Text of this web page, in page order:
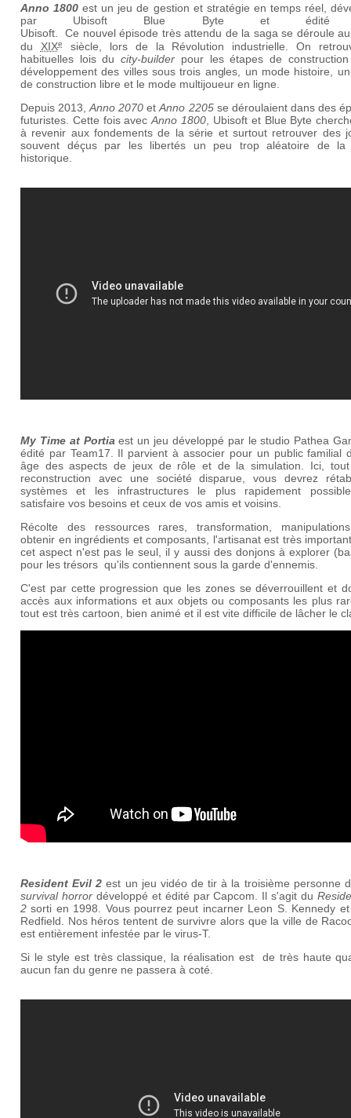
Anno 1800 est un jeu de gestion et stratégie en temps réel,
par Ubisoft Blue Byte et édité
Ubisoft.
Ce nouvel épisode très attendu de la saga se déroule
du XIXe
siècle, lors de la Révolution industrielle. On
habituelles lois ducity-builder pour les étapes de
développement des villes sous trois angles, un mode histoire,
de construction libre et le mode multijoueur en ligne.
Depuis 2013,Anno 2070 etAnno 2205se déroulaient dans des
futuristes. Cette fois avecAnno 1800 , Ubisoft et Blue Byte
à revenir aux fondements de la série et surtout retrouver des
souvent déçus par les libertés un peu trop aléatoire de la
historique.
My Time at Portia est un jeu développé par le studio Pathea
édité par Team17. Il parvient à associer pour un public familial
âge des aspects de jeux de rôle et de la simulation. Ici,
reconstruction avec une société disparue, vous devrez
systèmes et les infrastructures le plus rapidement
satisfaire vos besoins et ceux de vos amis et voisins.
Récolte des ressources rares, transformation,
obtenir en ingrédients et composants, l'artisanat est très
cet aspect n'est pas le seul, il y aussi des donjons à explorer
pour les trésors qu'ils contiennent sous la garde d'ennemis.
C'est par cette progression que les zones se déverrouillent et
accès aux informations et aux objets ou composants les plus
tout est très cartoon, bien animé et il est vite difficile de lâcher le
Resident Evil 2est un jeu vidéo de tir à la troisième personne
survival horrordéveloppé et édité par Capcom. Il s'agit du
2 sorti en 1998. Vous pourrez peut incarner Leon S. Kennedy
Redfield. Nos héros tentent de survivre alors que la ville de
est entièrement infestée par le virus-T.
Si le style est très classique, la réalisation est de très haute
aucun fan du genre ne passera à coté.